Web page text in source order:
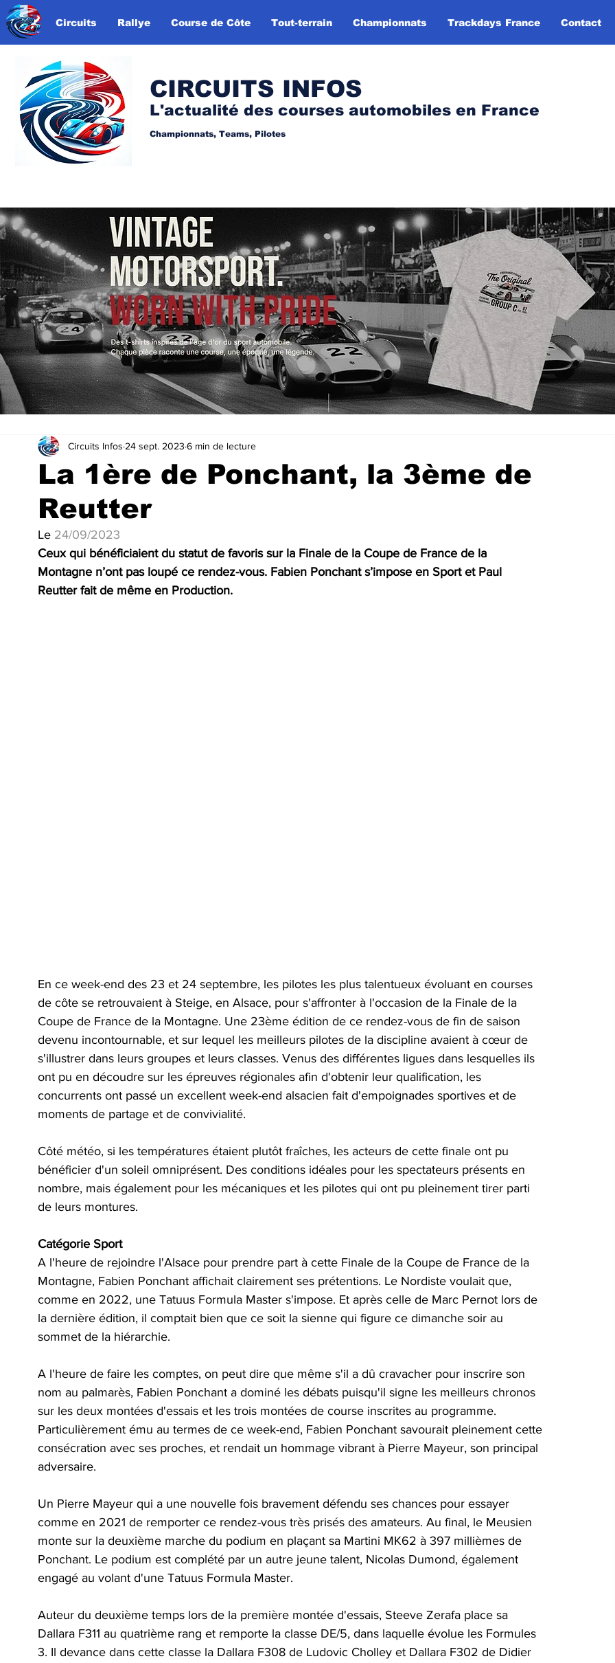
Circuits Rallye Course de Côte Tout-terrain Championnats Trackdays France Contact
CIRCUITS INFOS
L'actualité des courses automobiles en France
Championnats, Teams, Pilotes
La 1ère de Ponchant, la 3ème de
Reutter
Circuits Infos 24 sept. 2023 6 min de lecture
Le 24/09/2023
Ceux qui bénéficiaient du statut de favoris sur la Finale de la Coupe de France de la
Montagne n’ont pas loupé ce rendez-vous. Fabien Ponchant s’impose en Sport et Paul
Reutter fait de même en Production.
En ce week-end des 23 et 24 septembre, les pilotes les plus talentueux évoluant en courses
de côte se retrouvaient à Steige, en Alsace, pour s'affronter à l'occasion de la Finale de la
Coupe de France de la Montagne. Une 23ème édition de ce rendez-vous de fin de saison
devenu incontournable, et sur lequel les meilleurs pilotes de la discipline avaient à cœur de
s'illustrer dans leurs groupes et leurs classes. Venus des différentes ligues dans lesquelles ils
ont pu en découdre sur les épreuves régionales afin d'obtenir leur qualification, les
concurrents ont passé un excellent week-end alsacien fait d'empoignades sportives et de
moments de partage et de convivialité.
Côté météo, si les températures étaient plutôt fraîches, les acteurs de cette finale ont pu
bénéficier d'un soleil omniprésent. Des conditions idéales pour les spectateurs présents en
nombre, mais également pour les mécaniques et les pilotes qui ont pu pleinement tirer parti
de leurs montures.
Catégorie Sport
A l'heure de rejoindre l'Alsace pour prendre part à cette Finale de la Coupe de France de la
Montagne, Fabien Ponchant affichait clairement ses prétentions. Le Nordiste voulait que,
comme en 2022, une Tatuus Formula Master s'impose. Et après celle de Marc Pernot lors de
la dernière édition, il comptait bien que ce soit la sienne qui figure ce dimanche soir au
sommet de la hiérarchie.
A l'heure de faire les comptes, on peut dire que même s'il a dû cravacher pour inscrire son
nom au palmarès, Fabien Ponchant a dominé les débats puisqu'il signe les meilleurs chronos
sur les deux montées d'essais et les trois montées de course inscrites au programme.
Particulièrement ému au termes de ce week-end, Fabien Ponchant savourait pleinement cette
consécration avec ses proches, et rendait un hommage vibrant à Pierre Mayeur, son principal
adversaire.
Un Pierre Mayeur qui a une nouvelle fois bravement défendu ses chances pour essayer
comme en 2021 de remporter ce rendez-vous très prisés des amateurs. Au final, le Meusien
monte sur la deuxième marche du podium en plaçant sa Martini MK62 à 397 millièmes de
Ponchant. Le podium est complété par un autre jeune talent, Nicolas Dumond, également
engagé au volant d'une Tatuus Formula Master.
Auteur du deuxième temps lors de la première montée d'essais, Steeve Zerafa place sa
Dallara F311 au quatrième rang et remporte la classe DE/5, dans laquelle évolue les Formules
3. Il devance dans cette classe la Dallara F308 de Ludovic Cholley et Dallara F302 de Didier